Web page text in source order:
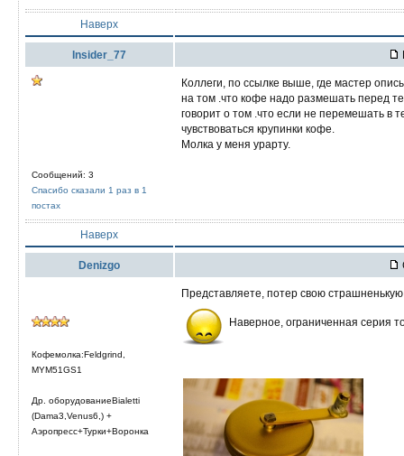
Наверх
Insider_77
Сообщений: 3
Спасибо сказали 1 раз в 1
постах
Коллеги, по ссылке выше, где мастер
на том .что кофе надо размешать перед
говорит о том .что если не перемешать в
чувствоваться крупинки кофе.
Молка у меня урарту.
Наверх
Denizgo
Кофемолка:Feldgrind,
MYM51GS1
Др. оборудованиеBialetti
(Dama3,Venus6,) +
Аэропресс+Турки+Воронка
Представляете, потер свою
Наверное, ограниченная серия